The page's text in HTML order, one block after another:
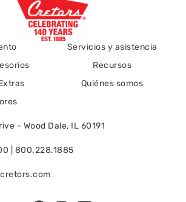
Servicios y asistencia
Recursos
Quiénes somos
- Wood Dale, IL 60191
| 800.228.1885